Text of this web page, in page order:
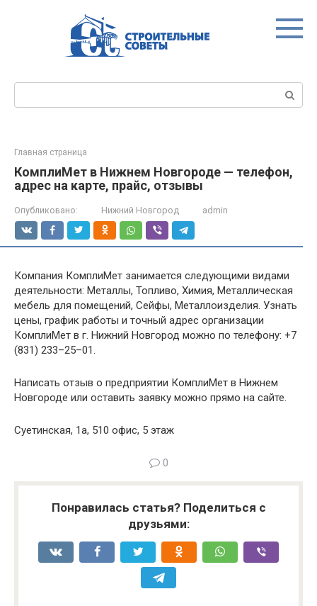
Главная страница
КомплиМет в Нижнем Новгороде — телефон,
адрес на карте, прайс, отзывы
Опубликовано: Нижний Новгород admin
Компания КомплиМет занимается следующими видами
деятельности: Металлы, Топливо, Химия, Металлическая
мебель для помещений, Сейфы, Металлоизделия. Узнать
цены, график работы и точный адрес организации
КомплиМет в г. Нижний Новгород можно по телефону: +7
(831) 233–25–01.
Написать отзыв о предприятии КомплиМет в Нижнем
Новгороде или оставить заявку можно прямо на сайте.
Суетинская, 1а, 510 офис, 5 этаж
0
Понравилась статья? Поделиться с
друзьями: